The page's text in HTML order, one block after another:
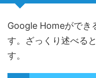
Google Homeができ
す。ざっくり述べる
す。